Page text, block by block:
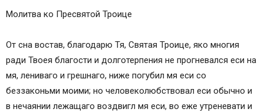
Молитва ко Пресвятой Троице
От сна востав, благодарю Тя, Святая Троице, яко многия
ради Твоея благости и долготерпения не прогневался еси на
мя, лениваго и грешнаго, ниже погубил мя еси со
беззаконьми моими; но человеколюбствовал еси обычно и
в нечаянии лежащаго воздвигл мя еси, во еже утреневати и